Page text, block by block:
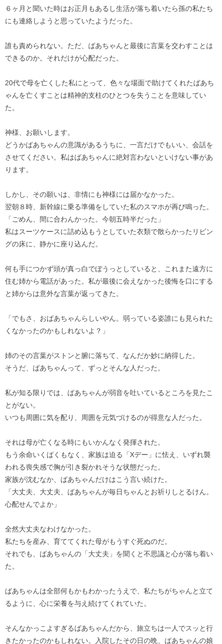
６ヶ月と聞いた時はお正月もあるし生活が落ち着いたら孫の私たち
にも連絡しようと思っていたようだった。
誰も責められない。ただ、ばあちゃんと最後に言葉を交わすことは
できるのか。それだけが心配だった。
20代で母を亡くした私にとって、色々な場面で助けてくれたばあち
ゃんを亡くすことは精神的支柱のひとつを失うことを意味してい
た。
神様、お願いします。
どうかばあちゃんの意識があるうちに、一言だけでもいい、会話を
させてください。私はばあちゃんに絶対言わないといけない事があ
ります。
しかし、その願いは、非情にも神様には届かなかった。
翌朝８時、新幹線に乗る準備をしていた私のスマホが再び鳴った。
「ごめん、間に合わんかった。今朝五時半だった」
私はスーツケースに詰め込もうとしていた衣類で散らかったリビン
グの床に、静かに座り込んだ。
何も手につかず頭が真っ白でぼうっとしていると、これまた遠方に
住む姉から電話があった。私が最後に会えなかった後悔を口にする
と姉からは意外な言葉が返ってきた。
「でもさ、おばあちゃんらしいやん。弱っている姿誰にも見られた
くなかったのかもしれないよ？」
姉のその言葉がストンと腑に落ちて、なんだか妙に納得した。
そうだ、ばあちゃんって、ずっとそんな人だった。
私が知る限りでは、ばあちゃんが弱音を吐いているところを見たこ
とがない。
いつも周囲に気を配り、周囲を元気づけるのが得意な人だった。
それは母が亡くなる時にもいかんなく発揮された。
もう余命いくばくもなく、家族は迫る「Xデー」に怯え、いずれ襲
われる喪失感で胸が引き裂かれそうな状態だった。
家族が沈むなか、ばあちゃんだけはこう言い続けた。
「大丈夫、大丈夫、ばあちゃんが毎日ちゃんとお祈りしとるけん。
心配せんでよか」
全然大丈夫なわけなかった。
私たちを産み、育ててくれた母がもうすぐ死ぬのだ。
それでも、ばあちゃんの「大丈夫」を聞くと不思議と心が落ち着い
た。
ばあちゃんは全部何もかもわかったうえで、私たちがちゃんと立て
るように、心に栄養を与え続けてくれていた。
そんなかっこよすぎるばあちゃんだから、旅立ちは一人でスッと行
きたかったのかもしれない。入院したその日の晩、ばあちゃんの娘